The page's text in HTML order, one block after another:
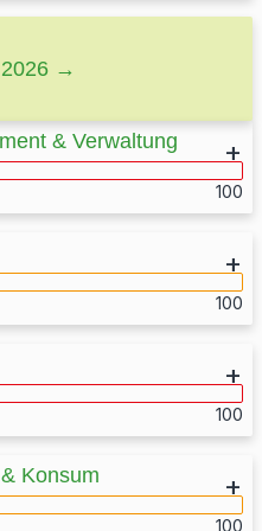
2026 →
& Verwaltung
100
der Kommune
Verwaltung
100
und Monitoring
100
Konsum
100